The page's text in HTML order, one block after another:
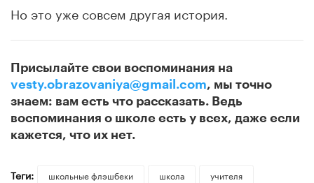
Но это уже совсем другая история.
Присылайте свои воспоминания на
vesty.obrazovaniya@gmail.com, мы точно
знаем: вам есть что рассказать. Ведь
воспоминания о школе есть у всех, даже если
кажется, что их нет.
Теги: школьные флэшбеки школа
учителя